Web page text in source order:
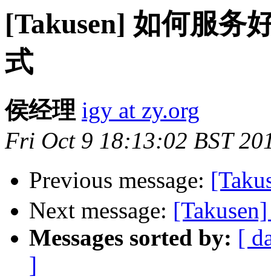
[Takusen] 如何服务
式
侯经理 igy at zy.org
Fri Oct 9 18:13:02 BST
Previous message:
Next message:
Messages sorted by: [
]